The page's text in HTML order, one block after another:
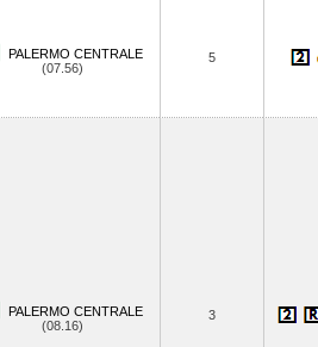
PALERMO CENTRALE
(07.56)
5
PALERMO CENTRALE
(08.16)
3